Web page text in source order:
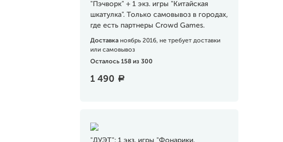
"Пэчворк" + 1 экз. игры "Китайская
шкатулка". Только самовывоз в городах,
где есть партнеры Crowd Games.
Доставка ноябрь 2016, не требует доставки
или самовывоз
Осталось 158 из 300
1 490 a
"ДУЭТ": 1 экз. игры "Фонарики.